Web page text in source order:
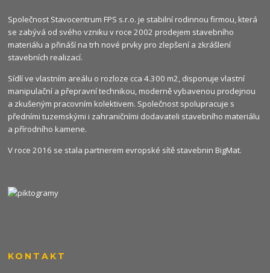
Společnost Stavocentrum FPS s.r.o. je stabilní rodinnou firmou, která
se zabývá od svého vzniku v roce 2002 prodejem stavebního
materiálu a přináší na trh nové prvky pro zlepšení a zkrášlení
stavebních realizací.
Sídlí ve vlastním areálu o rozloze cca 4.300 m2, disponuje vlastní
manipulační a přepravní technikou, moderně vybavenou prodejnou
a zkušeným pracovním kolektivem. Společnost spolupracuje s
předními tuzemskými i zahraničními dodavateli stavebního materiálu
a přírodního kamene.
V roce 2016 se stala partnerem evropské sítě stavebnin BigMat.
KONTAKT